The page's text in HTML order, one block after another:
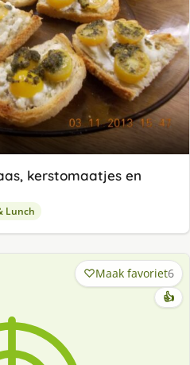
kerstomaatjes en
Lunch
Maak favoriet6
👍